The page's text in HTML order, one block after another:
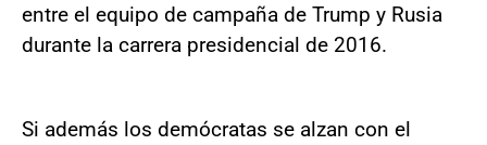
entre el equipo de campaña de Trump y Rusia
durante la carrera presidencial de 2016.
Si además los demócratas se alzan con el